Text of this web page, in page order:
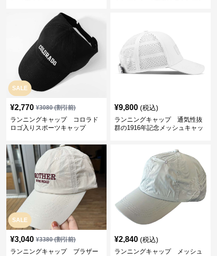
SALE
¥2,770 ¥3080(割引前)
ランニングキャップ コロラド
ロゴ入りスポーツキャップ
¥9,800 (税込)
ランニングキャップ 通気性抜
群の1916年記念メッシュキャッ
SALE
¥3,040 ¥3380(割引前)
ランニングキャップ ブラザー
¥2,840 (税込)
ランニングキャップ メッシュ